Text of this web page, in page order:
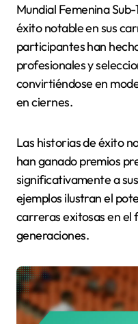
Mundial Femenina
éxito notable en sus
participantes han
profesionales y
convirtiéndose en
en ciernes.
Las historias de éxito
han ganado premios
significativamente a
ejemplos ilustran el
carreras exitosas en el
generaciones.